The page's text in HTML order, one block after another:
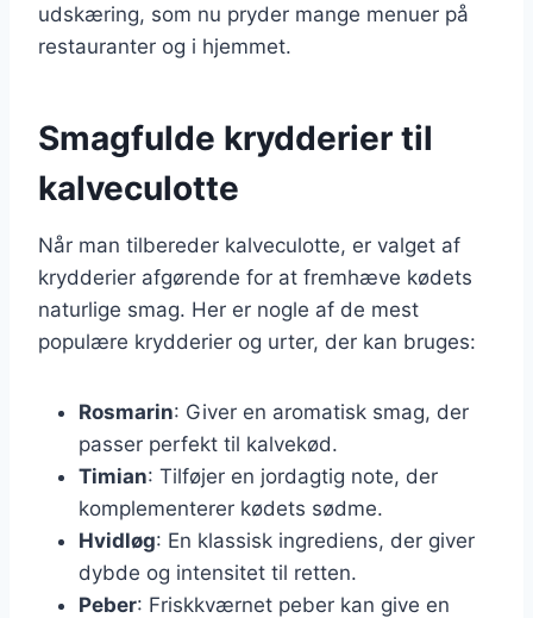
udskæring, som nu pryder mange menuer på
restauranter og i hjemmet.
Smagfulde krydderier til
kalveculotte
Når man tilbereder kalveculotte, er valget af
krydderier afgørende for at fremhæve kødets
naturlige smag. Her er nogle af de mest
populære krydderier og urter, der kan bruges:
Rosmarin: Giver en aromatisk smag, der
passer perfekt til kalvekød.
Timian: Tilføjer en jordagtig note, der
komplementerer kødets sødme.
Hvidløg: En klassisk ingrediens, der giver
dybde og intensitet til retten.
Peber: Friskkværnet peber kan give en